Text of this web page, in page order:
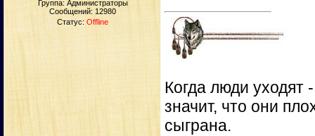
Группа: Администраторы
Сообщений: 12980
Статус: Offline
Когда люди уходят
значит, что они
сыграна.